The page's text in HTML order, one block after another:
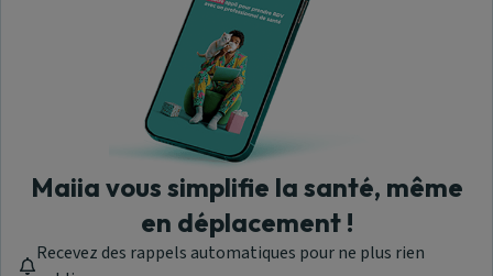
A propos de nous
Maiia - © 2026 Tous droits réservés
Maiia vous simplifie la santé, même
en déplacement !
Recevez des rappels automatiques pour ne plus rien